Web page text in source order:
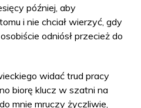
później, aby
i nie chciał wierzyć, gdy
odniósł przecież do
widać trud pracy
biorę klucz w szatni na
mnie mruczy życzliwie,